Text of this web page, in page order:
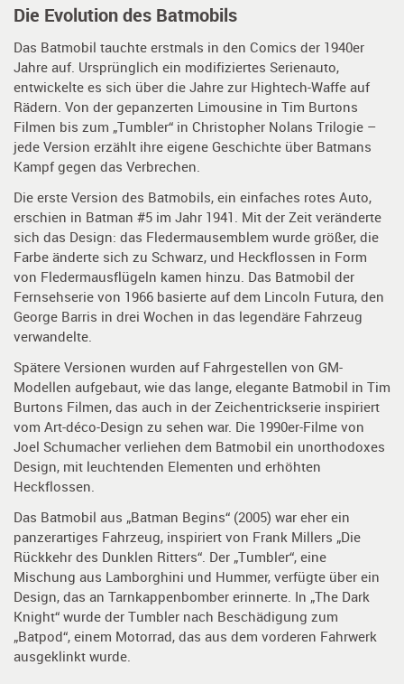
Die Evolution des Batmobils
Das Batmobil tauchte erstmals in den Comics der 1940er
Jahre auf. Ursprünglich ein modifiziertes Serienauto,
entwickelte es sich über die Jahre zur Hightech-Waffe auf
Rädern. Von der gepanzerten Limousine in Tim Burtons
Filmen bis zum „Tumbler“ in Christopher Nolans Trilogie –
jede Version erzählt ihre eigene Geschichte über Batmans
Kampf gegen das Verbrechen.
Die erste Version des Batmobils, ein einfaches rotes Auto,
erschien in Batman #5 im Jahr 1941. Mit der Zeit veränderte
sich das Design: das Fledermausemblem wurde größer, die
Farbe änderte sich zu Schwarz, und Heckflossen in Form
von Fledermausflügeln kamen hinzu. Das Batmobil der
Fernsehserie von 1966 basierte auf dem Lincoln Futura, den
George Barris in drei Wochen in das legendäre Fahrzeug
verwandelte.
Spätere Versionen wurden auf Fahrgestellen von GM-
Modellen aufgebaut, wie das lange, elegante Batmobil in Tim
Burtons Filmen, das auch in der Zeichentrickserie inspiriert
vom Art-déco-Design zu sehen war. Die 1990er-Filme von
Joel Schumacher verliehen dem Batmobil ein unorthodoxes
Design, mit leuchtenden Elementen und erhöhten
Heckflossen.
Das Batmobil aus „Batman Begins“ (2005) war eher ein
panzerartiges Fahrzeug, inspiriert von Frank Millers „Die
Rückkehr des Dunklen Ritters“. Der „Tumbler“, eine
Mischung aus Lamborghini und Hummer, verfügte über ein
Design, das an Tarnkappenbomber erinnerte. In „The Dark
Knight“ wurde der Tumbler nach Beschädigung zum
„Batpod“, einem Motorrad, das aus dem vorderen Fahrwerk
ausgeklinkt wurde.